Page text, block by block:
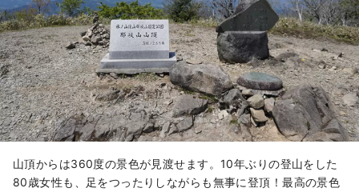
山頂からは360度の景色が見渡せます。10年ぶりの登山をした
80歳女性も、足をつったりしながらも無事に登頂！最高の景色